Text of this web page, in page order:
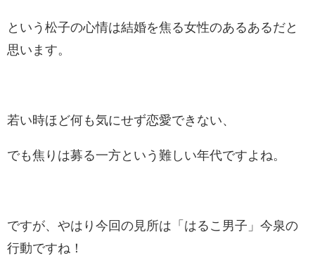
という松子の心情は結婚を焦る女性のあるあるだと
思います。
若い時ほど何も気にせず恋愛できない、
でも焦りは募る一方という難しい年代ですよね。
ですが、やはり今回の見所は「はるこ男子」今泉の
行動ですね！